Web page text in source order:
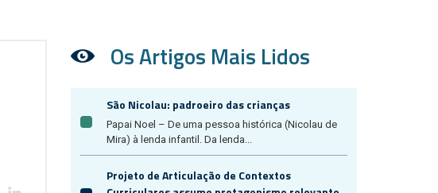
Os Artigos Mais Lidos
São Nicolau: padroeiro das crianças
Papai Noel – De uma pessoa histórica (Nicolau de
Mira) à lenda infantil. Da lenda...
Projeto de Articulação de Contextos